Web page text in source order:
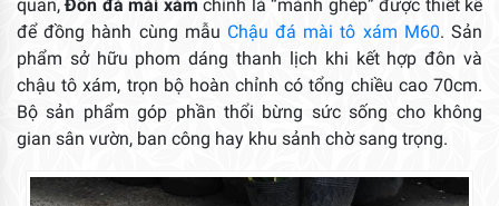
quan,Đôn đá mài xám chính là “mảnh ghép” được thiết kế
để đồng hành cùng mẫu Chậu đá mài tô xám M60. Sản
phẩm sở hữu phom dáng thanh lịch khi kết hợp đôn và
chậu tô xám, trọn bộ hoàn chỉnh có tổng chiều cao 70cm.
Bộ sản phẩm góp phần thổi bừng sức sống cho không
gian sân vườn, ban công hay khu sảnh chờ sang trọng.